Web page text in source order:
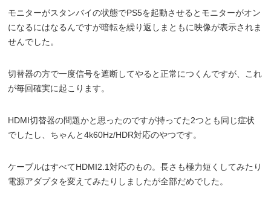
モニターがスタンバイの状態でPS5を起動させるとモニターがオン
になるにはなるんですが暗転を繰り返しまともに映像が表示されま
せんでした。
切替器の方で一度信号を遮断してやると正常につくんですが、これ
が毎回確実に起こります。
HDMI切替器の問題かと思ったのですが持ってた2つとも同じ症状
でしたし、ちゃんと4k60Hz/HDR対応のやつです。
ケーブルはすべてHDMI2.1対応のもの。長さも極力短くしてみたり
電源アダプタを変えてみたりしましたが全部だめでした。